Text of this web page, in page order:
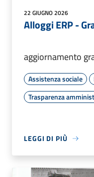
22 GIUGNO 2026
Alloggi ERP -
aggiornamento
Assistenza sociale
Trasparenza
LEGGI DI PIÙ